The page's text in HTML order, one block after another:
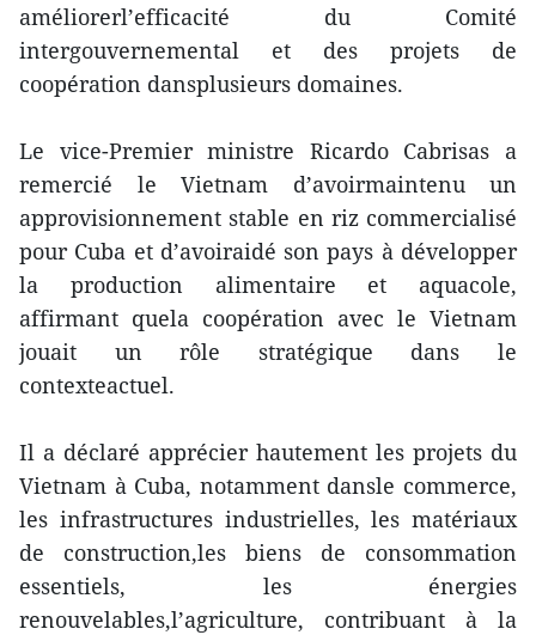
améliorerl’efficacité du Comité
intergouvernemental et des projets de
coopération dansplusieurs domaines.
Le vice-Premier ministre Ricardo Cabrisas a
remercié le Vietnam d’avoirmaintenu un
approvisionnement stable en riz commercialisé
pour Cuba et d’avoiraidé son pays à développer
la production alimentaire et aquacole,
affirmant quela coopération avec le Vietnam
jouait un rôle stratégique dans le
contexteactuel.
Il a déclaré apprécier hautement les projets du
Vietnam à Cuba, notamment dansle commerce,
les infrastructures industrielles, les matériaux
de construction,les biens de consommation
essentiels, les énergies
renouvelables,l’agriculture, contribuant à la